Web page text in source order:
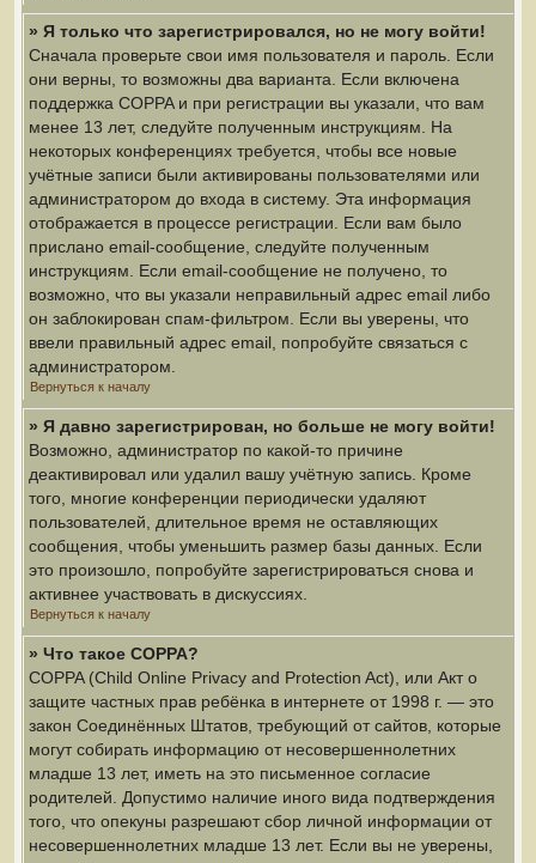
» Я только что зарегистрировался, но не могу войти!
Сначала проверьте свои имя пользователя и пароль. Если
они верны, то возможны два варианта. Если включена
поддержка COPPA и при регистрации вы указали, что вам
менее 13 лет, следуйте полученным инструкциям. На
некоторых конференциях требуется, чтобы все новые
учётные записи были активированы пользователями или
администратором до входа в систему. Эта информация
отображается в процессе регистрации. Если вам было
прислано email-сообщение, следуйте полученным
инструкциям. Если email-сообщение не получено, то
возможно, что вы указали неправильный адрес email либо
он заблокирован спам-фильтром. Если вы уверены, что
ввели правильный адрес email, попробуйте связаться с
администратором.
Вернуться к началу
» Я давно зарегистрирован, но больше не могу войти!
Возможно, администратор по какой-то причине
деактивировал или удалил вашу учётную запись. Кроме
того, многие конференции периодически удаляют
пользователей, длительное время не оставляющих
сообщения, чтобы уменьшить размер базы данных. Если
это произошло, попробуйте зарегистрироваться снова и
активнее участвовать в дискуссиях.
Вернуться к началу
» Что такое COPPA?
COPPA (Child Online Privacy and Protection Act), или Акт о
защите частных прав ребёнка в интернете от 1998 г. — это
закон Соединённых Штатов, требующий от сайтов, которые
могут собирать информацию от несовершеннолетних
младше 13 лет, иметь на это письменное согласие
родителей. Допустимо наличие иного вида подтверждения
того, что опекуны разрешают сбор личной информации от
несовершеннолетних младше 13 лет. Если вы не уверены,